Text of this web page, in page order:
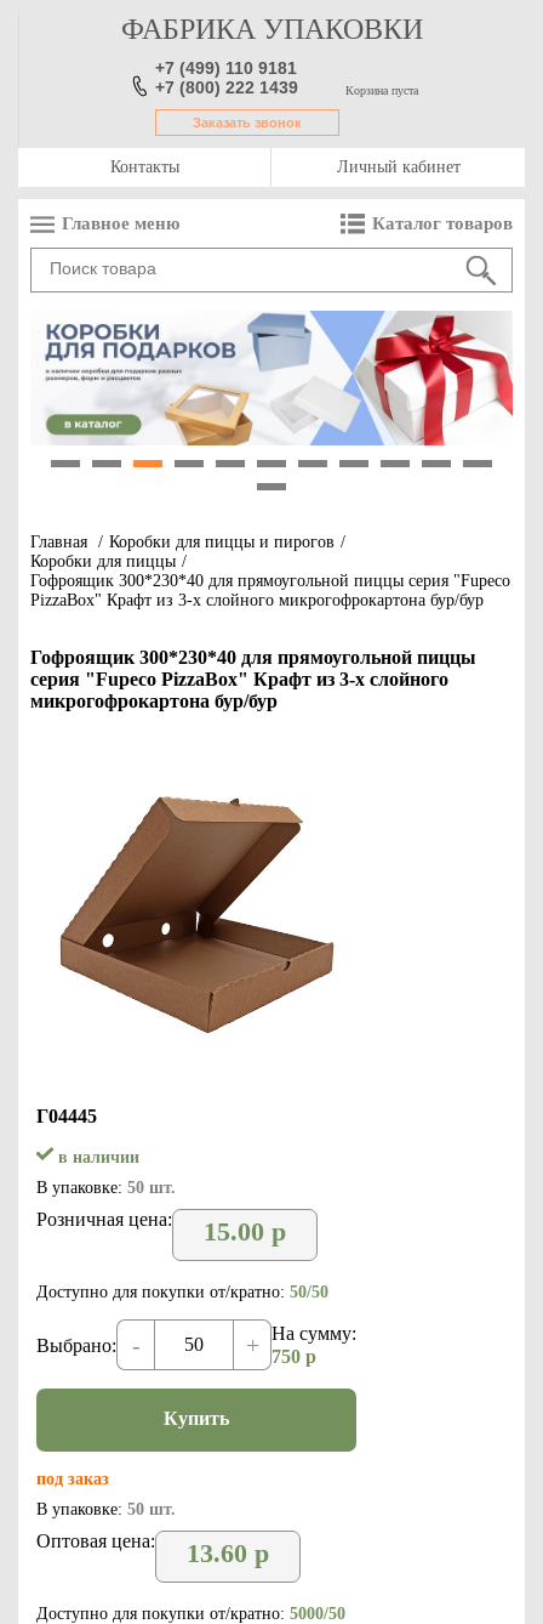
ФАБРИКА УПАКОВКИ
+7 (499) 110 9181
+7 (800) 222 1439
Заказать звонок
Корзина пуста
Контакты Личный кабинет
Главное меню Каталог товаров
Главная / Коробки для пиццы и пирогов /
Коробки для пиццы /
Гофроящик 300*230*40 для прямоугольной пиццы серия "Fupeco
PizzaBox" Крафт из 3-х слойного микрогофрокартона бур/бур
Гофроящик 300*230*40 для прямоугольной пиццы
серия "Fupeco PizzaBox" Крафт из 3-х слойного
микрогофрокартона бур/бур
Г04445
в наличии
В упаковке: 50 шт.
Розничная цена: 15.00 р
Доступно для покупки от/кратно: 50/50
Выбрано: - +
На сумму:
750 р
Купить
под заказ
В упаковке: 50 шт.
Оптовая цена: 13.60 р
Доступно для покупки от/кратно: 5000/50